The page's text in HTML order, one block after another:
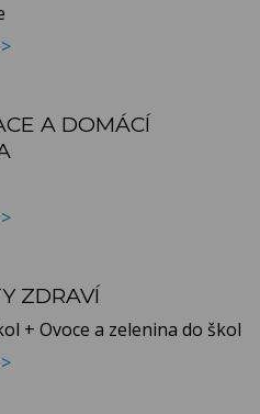
A DOMÁCÍ
ZDRAVÍ
+ Ovoce a zelenina do škol